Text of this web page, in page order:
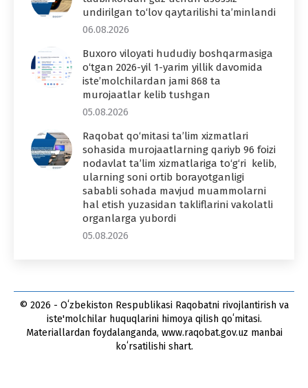
undirilgan to‘lov qaytarilishi ta’minlandi
06.08.2026
Buxoro viloyati hududiy boshqarmasiga
o‘tgan 2026-yil 1-yarim yillik davomida
iste’molchilardan jami 868 ta
murojaatlar kelib tushgan
05.08.2026
Raqobat qo‘mitasi ta’lim xizmatlari
sohasida murojaatlarning qariyb 96 foizi
nodavlat ta’lim xizmatlariga to‘g‘ri kelib,
ularning soni ortib borayotganligi
sababli sohada mavjud muammolarni
hal etish yuzasidan takliflarini vakolatli
organlarga yubordi
05.08.2026
© 2026 - Oʻzbekiston Respublikasi Raqobatni rivojlantirish va
iste'molchilar huquqlarini himoya qilish qoʻmitasi.
Materiallardan foydalanganda, www.raqobat.gov.uz manbai
koʻrsatilishi shart.